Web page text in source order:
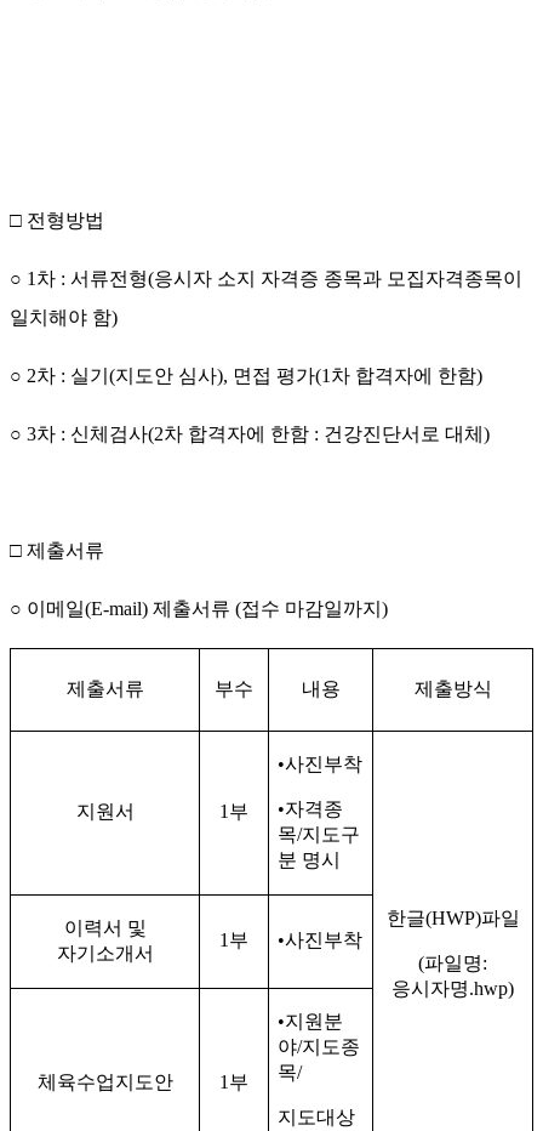
□ 전형방법
○ 1 차 : 서류전형(응시자 소지 자격증 종목과 모집자격종목이
일치해야 함)
○ 2차 : 실기 (지도안 심사), 면접 평가(1 차 합격자에 한함)
○ 3차 : 신체검사(2차 합격자에 한함 : 건강진단서로 대체 )
□ 제출서류
○ 이메일(E-mail) 제출서류 (접수 마감일까지 )
제출서류 부수 내용 제출방식
지원서 1 부
•사진부착
•자격종
목/지도구
분 명시
한글(HWP)파일
(파일명:
응시자명.hwp)
이력서 및
자기소개서
1 부 •사진부착
체육수업지도안 1 부
•지원분
야/지도종
목/
지도대상